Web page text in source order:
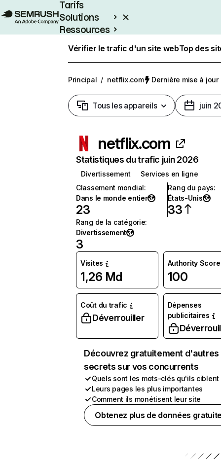
Tarifs
Solutions
Ressources
Vérifier le trafic d'un site webTop des
Principal / netflix.com Dernière mise à jour
Tous les appareils juin
netflix.com
Statistiques du trafic juin 2026
Divertissement
Services en ligne
Classement mondial:
Dans le monde entier
23
Rang du pays:
États-Unis
33
Rang de la catégorie:
Divertissement
3
Visites
1,26 Md
Authority Score
100
Coût du trafic
Déverrouiller
Dépenses
publicitaires
Découvrez gratuitement d'autres
secrets sur vos concurrents
Quels sont les mots-clés qu'ils ciblent
Leurs pages les plus importantes
Comment ils monétisent leur site
Obtenez plus de données